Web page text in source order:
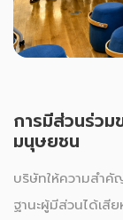
การมีส่วนร่วม
มนุษยชน
บริษัทให้ความสำ
ฐานะผู้มีส่วนได้เสี